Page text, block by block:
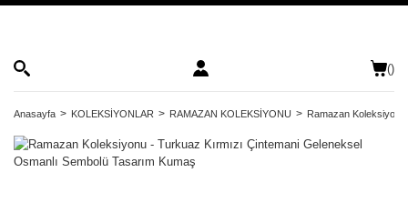
()
Anasayfa KOLEKSİYONLAR RAMAZAN KOLEKSİYONU Ramazan Koleksiyonu